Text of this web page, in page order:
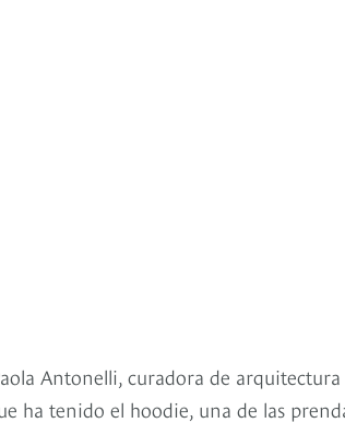
Antonelli, curadora de
ha tenido el hoodie, una de las